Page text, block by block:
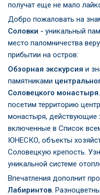
получат еще не мало
Добро пожаловать на
Соловки - уникальный
место паломничества
прибытии на остров:
Обзорная экскурсия и
памятниками
Соловецкого монастыря
посетим территорию
монастыря, действующие
включенные в Список
ЮНЕСКО, объекты
Соловецкую крепость.
уникальной системе
Впечатления дополнит
Лабиринтов.